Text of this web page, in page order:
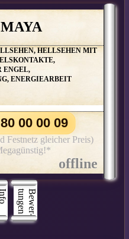
HELLSEHEN MIT
ENGEL,
ENERGIEARBEIT
Info B
e
w
e
r
­
t
u
n
g
e
n
00 00 09
gleicher Preis)